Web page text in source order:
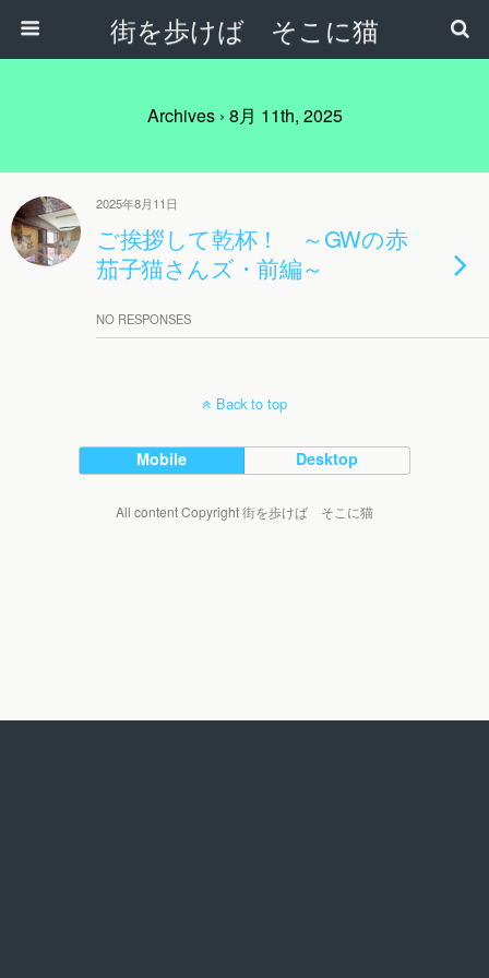
街を歩けば そこに猫
Archives › 8月 11th, 2025
2025年8月11日
ご挨拶して乾杯！ ～GWの赤
茄子猫さんズ・前編～
NO RESPONSES
Back to top
Mobile Desktop
All content Copyright 街を歩けば そこに猫